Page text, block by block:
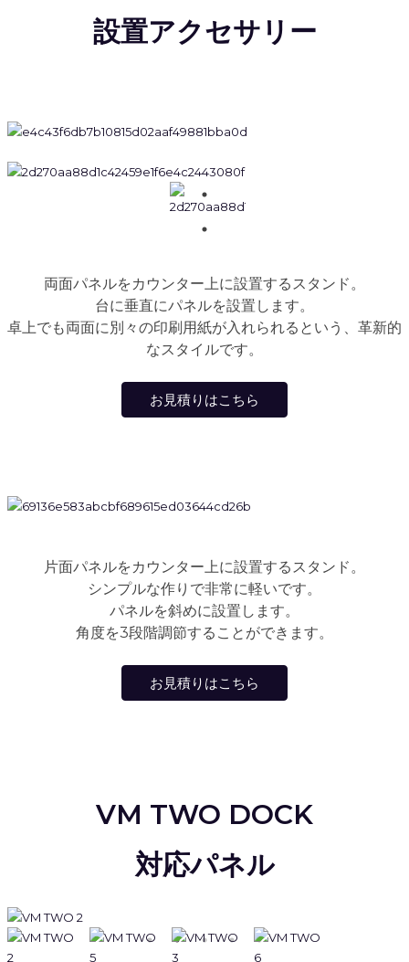
設置アクセサリー
両面パネルをカウンター上に設置するスタンド。
台に垂直にパネルを設置します。
卓上でも両面に別々の印刷用紙が入れられるという、革新的
なスタイルです。
お見積りはこちら
片面パネルをカウンター上に設置するスタンド。
シンプルな作りで非常に軽いです。
パネルを斜めに設置します。
角度を3段階調節することができます。
お見積りはこちら
VM TWO DOCK
対応パネル